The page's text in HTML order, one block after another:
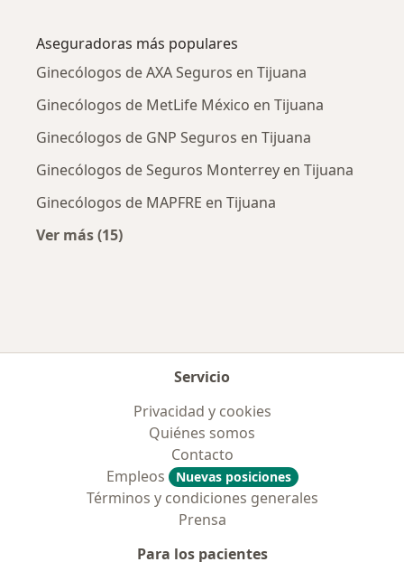
Aseguradoras más populares
Ginecólogos de AXA Seguros en Tijuana
Ginecólogos de MetLife México en Tijuana
Ginecólogos de GNP Seguros en Tijuana
Ginecólogos de Seguros Monterrey en Tijuana
Ginecólogos de MAPFRE en Tijuana
Ver más (15)
Servicio
Privacidad y cookies
Quiénes somos
Contacto
Empleos
Nuevas posiciones
Términos y condiciones generales
Prensa
Para los pacientes